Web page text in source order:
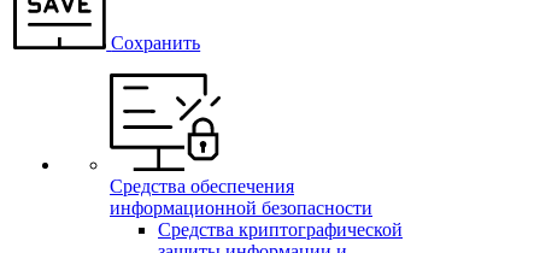
Сохранить
Средства обеспечения
информационной безопасности
Средства криптографической